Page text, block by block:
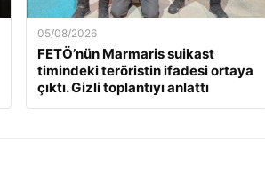
05/08/2026
FETÖ’nün Marmaris suikast
timindeki teröristin ifadesi ortaya
çıktı. Gizli toplantıyı anlattı